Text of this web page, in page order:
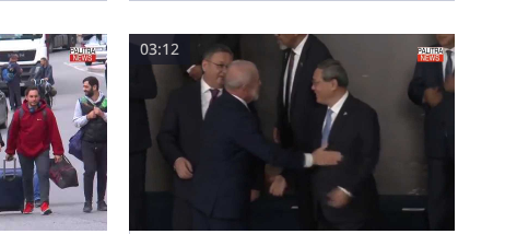
03:12